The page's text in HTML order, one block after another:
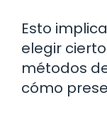
Esto
elegir
métodos
cómo